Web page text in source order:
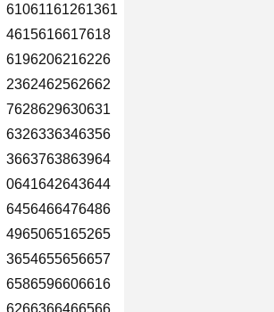
61061161261361
4615616617618
6196206216226
2362462562662
7628629630631
6326336346356
3663763863964
0641642643644
6456466476486
4965065165265
3654655656657
6586596606616
6266366466566